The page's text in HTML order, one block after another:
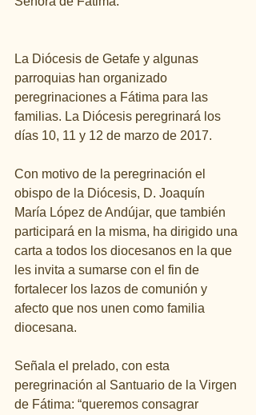
La Diócesis de Getafe y algunas
parroquias han organizado
peregrinaciones a Fátima para las
familias. La Diócesis peregrinará los
días 10, 11 y 12 de marzo de 2017.
Con motivo de la peregrinación el
obispo de la Diócesis, D. Joaquín
María López de Andújar, que también
participará en la misma, ha dirigido una
carta a todos los diocesanos en la que
les invita a sumarse con el fin de
fortalecer los lazos de comunión y
afecto que nos unen como familia
diocesana.
Señala el prelado, con esta
peregrinación al Santuario de la Virgen
de Fátima: “queremos consagrar